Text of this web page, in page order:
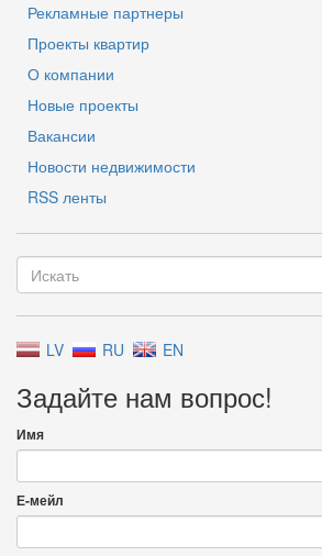
Рекламные партнеры
Проекты квартир
О компании
Новые проекты
Вакансии
Новости недвижимости
RSS ленты
LV RU EN
Задайте нам вопрос!
Имя
Е-мейл